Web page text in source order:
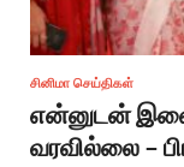
சினிமா செய்திகள்
என்னுடன்
வரவில்லை –